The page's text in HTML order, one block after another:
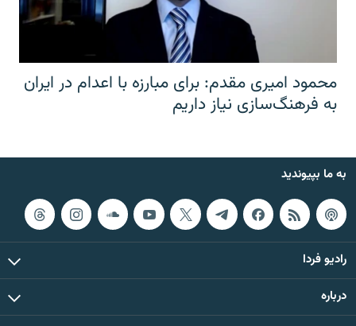
محمود امیری مقدم: برای مبارزه با اعدام در ایران
به فرهنگ‌سازی نیاز داریم
به ما بپیوندید
رادیو فردا
درباره